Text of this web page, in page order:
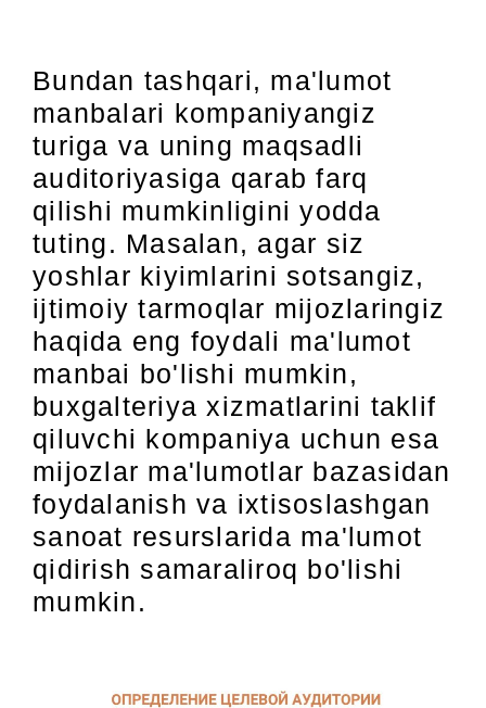
Bundan tashqari, ma'lumot
manbalari kompaniyangiz
turiga va uning maqsadli
auditoriyasiga qarab farq
qilishi mumkinligini yodda
tuting. Masalan, agar siz
yoshlar kiyimlarini sotsangiz,
ijtimoiy tarmoqlar mijozlaringiz
haqida eng foydali ma'lumot
manbai bo'lishi mumkin,
buxgalteriya xizmatlarini taklif
qiluvchi kompaniya uchun esa
mijozlar ma'lumotlar bazasidan
foydalanish va ixtisoslashgan
sanoat resurslarida ma'lumot
qidirish samaraliroq bo'lishi
mumkin.